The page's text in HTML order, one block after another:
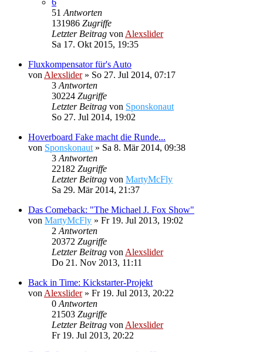
51 Antworten
131986 Zugriffe
Letzter Beitrag von Alexslider
Sa 17. Okt 2015, 19:35
Fluxkompensator für's Auto
von Alexslider» So 27. Jul 2014, 07:17
3 Antworten
30224 Zugriffe
Letzter Beitrag von Sponskonaut
So 27. Jul 2014, 19:02
Hoverboard Fake macht die Runde...
von Sponskonaut » Sa 8. Mär 2014, 09:38
3 Antworten
22182 Zugriffe
Letzter Beitrag von MartyMcFly
Sa 29. Mär 2014, 21:37
Das Comeback: "The Michael J. Fox Show"
von MartyMcFly » Fr 19. Jul 2013, 19:02
2 Antworten
20372 Zugriffe
Letzter Beitrag von Alexslider
Do 21. Nov 2013, 11:11
Back in Time: Kickstarter-Projekt
von Alexslider» Fr 19. Jul 2013, 20:22
0 Antworten
21503 Zugriffe
Letzter Beitrag von Alexslider
Fr 19. Jul 2013, 20:22